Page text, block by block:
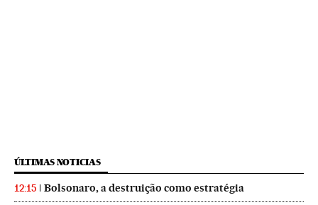
ÚLTIMAS NOTICIAS
12:15 Bolsonaro, a destruição como estratégia